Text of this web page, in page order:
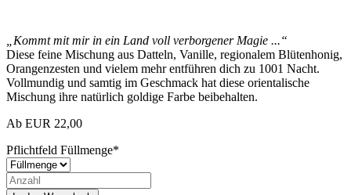
„Kommt mit mir in ein Land voll verborgener Magie ...“
Diese feine Mischung aus Datteln, Vanille, regionalem Blütenhonig,
Orangenzesten und vielem mehr entführen dich zu 1001 Nacht.
Vollmundig und samtig im Geschmack hat diese orientalische
Mischung ihre natürlich goldige Farbe beibehalten.
Ab EUR 22,00
Pflichtfeld Füllmenge*